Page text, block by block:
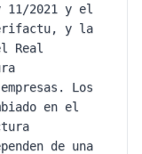
11/2021 y el
y la
Real
Los
en el
de una